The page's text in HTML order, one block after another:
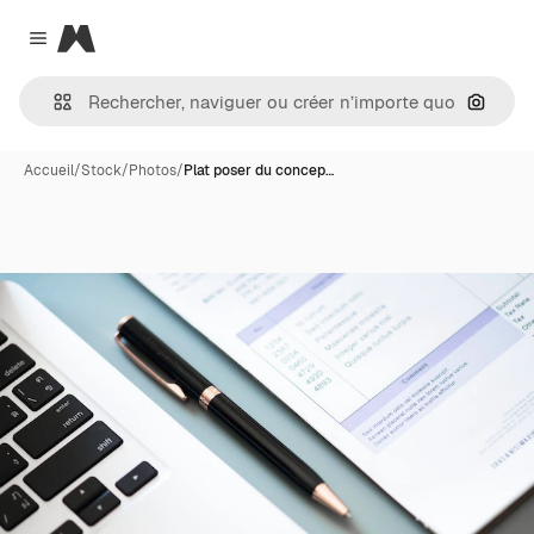
Close menu
Magnific
Accueil/Stock/Photos/Plat poser du concep…